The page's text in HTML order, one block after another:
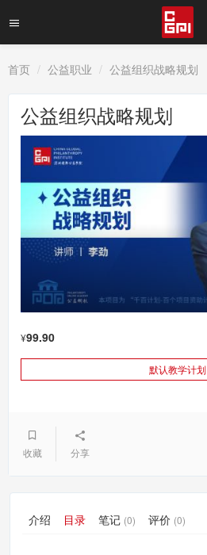
首页 公益职业 公益组织战略规划
公益组织战略规划
¥99.90
默认教学计划
收藏 分享
介绍 目录 笔记 (0) 评价 (0)